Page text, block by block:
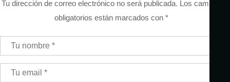
Tu dirección de correo electrónico no será publicada. Los campos
obligatorios están marcados con *